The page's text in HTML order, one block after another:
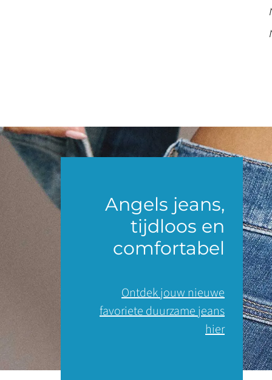
Angels jeans,
tijdloos en
comfortabel
Ontdek jouw nieuwe
favoriete duurzame jeans
hier